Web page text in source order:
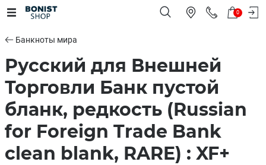
0
Банкноты мира
Русский для Внешней
Торговли Банк пустой
бланк, редкость (Russian
for Foreign Trade Bank
clean blank, RARE) : XF+